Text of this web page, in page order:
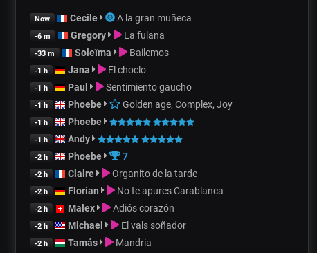
Now Cecile A la gran muñeca
-6 m Gregory La fulana
-33 m Soleïma Bailemos
-1 h Jana El choclo
-1 h Paul Sentimiento gaucho
-1 h Phoebe Golden age, Complex, Joy
-1 h Phoebe
-1 h Andy
-2 h Phoebe 7
-2 h Claire Organito de la tarde
-2 h Florian No te apures Carablanca
-2 h Malex Adiós corazón
-2 h Michael El vals soñador
-2 h Tamás Mandria